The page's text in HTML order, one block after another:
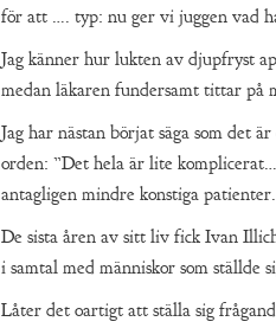
för att …. typ: nu ger vi juggen vad
Jag känner hur lukten av djupfryst
medan läkaren fundersamt tittar på
Jag har nästan börjat säga som det
orden: ”Det hela är lite
antagligen mindre konstiga patienter.
De sista åren av sitt liv fick Ivan
i samtal med människor som ställde
Låter det oartigt att ställa sig